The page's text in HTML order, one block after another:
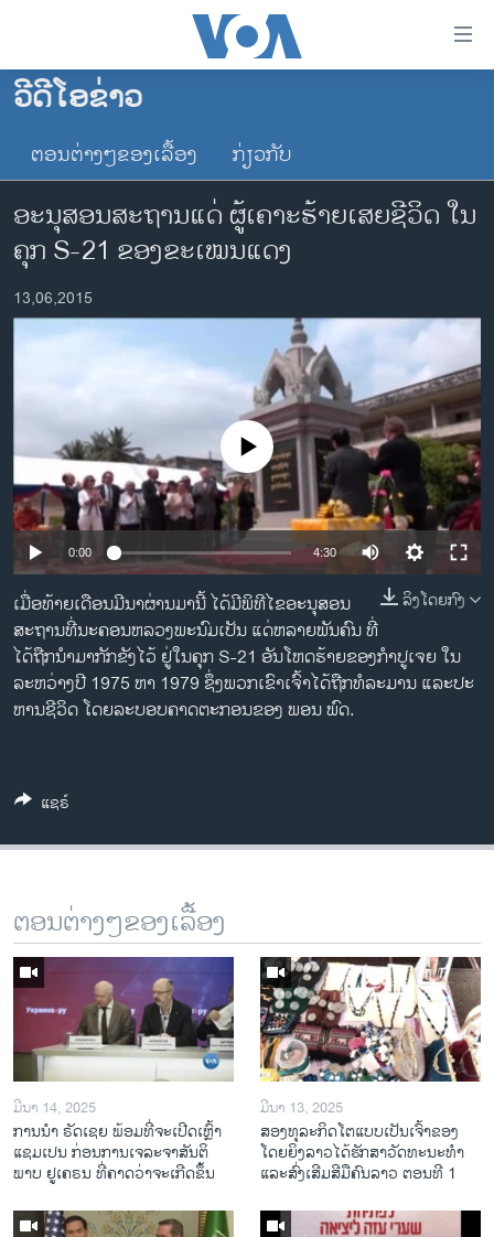
ເຂົ້າ
ຂ້າມ
ຂ້າມ
ໄປ
ຫາ
ຊອກ
ຄົ້ນ
ໂຮມເພຈ
ລາວ
ການເລືອກຕັ້ງ ປະທານາທີບໍດີ ສະຫະລັດ 2024
ຂ່າວ​ຈີນ
ໂລກ
ອິດສະຫຼະພາບດ້ານການຂ່າວ
ຊີວິດຊາວລາວ
ຊຸມຊົນຊາວລາວ
ວິທະຍາສາດ-ເທັກໂນໂລຈີ
ທຸລະກິດ
ພາສາອັງກິດ
ວີດີໂອ
ສຽງ
ລາຍການກະຈາຍສຽງ
ວີດີໂອຂ່າວ
ຕອນຕ່າງໆຂອງເລື້ອງ ກ່ຽວກັບ
ອະນຸສອນສະຖານແດ່ ຜູ້ເຄາະຮ້າຍເສຍຊີວິດ ໃນ
ຄຸກ S-21 ຂອງຂະເໝນແດງ
13,06,2015
No media source currently available
0:00 4:30
ລິງໂດຍກົງ
ເມື່ອ​ທ້າຍ​ເດືອນ​ມີນາຜ່ານ​ມາ​ນີ້ ​ໄດ້​ມີ​ພິທີ​ໄຂອະນຸສອນ​
ສະຖານທີ່ ​ນະຄອນຫລວງ​ພະນົມ​ເປັນ ​ແດ່ຫລາຍ​ພັນ​ຄົນ ທີ່​
ໄດ້ຖືກ​ນຳ​ມາກັກ​ ຂັງ​ໄວ້ ຢູ່​ໃນ​ຄຸກ S-21 ອັນ​ໂຫດ​ຮ້າຍຂອງ​ກຳປູ​ເຈຍ ໃນ​
ລະຫວ່າງ ​ປີ 1975 ຫາ 1979 ຊຶ່ງພວກ​ເຂົາ​ເຈົ້າ​ໄດ້​ຖືກ​ທໍລະມານ ​ແລະ​ປະ
ຫານ​ຊີວິດ ​ໂດຍລະບອບ​ຄາດ​ຕະກອນ​ຂອງ ພອນ ພົດ.
ແຊຣ໌
ຕອນຕ່າງໆຂອງເລື້ອງ
ມີນາ 14, 2025
ການ​ນຳ ຣັດ​ເຊຍ ພ້ອມ​ທີ່​ຈະ​ເປີ​ດ​ເຫຼົ້າ​
ແຊມ​ເປນ ກ່ອນການ​ເຈ​ລະ​ຈາ​ສັນ​ຕິ​
ພາບ ຢູ​ເຄ​ຣນ ທີ່​ຄາດ​ວ່າ​ຈະ​ເກີດ​ຂຶ້ນ
ມີນາ 13, 2025
ສອງທຸລະກິດໂຕແບບເປັນເຈົ້າຂອງ
ໂດຍຍິງລາວໄດ້ຮັກສາວັດທະນະທຳ
ແລະສົ່ງເສີມສີມືຄົນລາວ ຕອນທີ 1